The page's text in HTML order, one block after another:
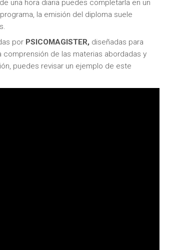
una hora diaria puedes completarla en un
la emisión del diploma suele
por PSICOMAGISTER,diseñadas para
de las materias abordadas y
puedes revisar un ejemplo de este